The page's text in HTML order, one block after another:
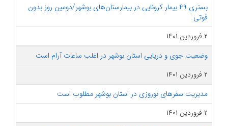
بستری ۴۹ بیمار کرونایی در بیمارستان‌های بوشهر/دومین روز بدون
فوتی
۲ فروردین ۱۴۰۱
وضعیت جوی و دریایی استان بوشهر در اغلب ساعات آرام است
۲ فروردین ۱۴۰۱
مدیریت سفرهای نوروزی در استان بوشهر مطلوب است
۲ فروردین ۱۴۰۱